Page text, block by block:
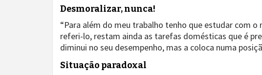
Desmoralizar, nunca!
“Para além do meu trabalho tenho que estudar com
referi-lo, restam ainda as tarefas domésticas que é
diminui no seu desempenho, mas a coloca numa
Situação paradoxal